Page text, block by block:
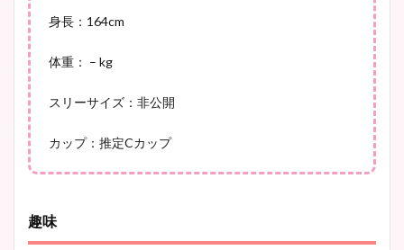
身長：164cm
体重： – kg
スリーサイズ：非公開
カップ：推定Cカップ
趣味